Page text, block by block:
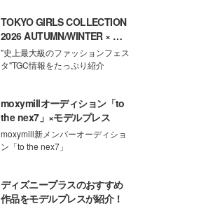
TOKYO GIRLS COLLECTION
2026 AUTUMN/WINTER × モ
デルプレス
"史上最大級のファッションフェス
タ"TGC情報をたっぷり紹介
moxymillオーディション「to
the nex7」×モデルプレス
moxymill新メンバーオーディショ
ン「to the nex7」
ディズニープラスのおすすめ
作品をモデルプレスが紹介！